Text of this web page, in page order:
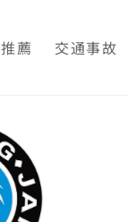
推薦 交通事故